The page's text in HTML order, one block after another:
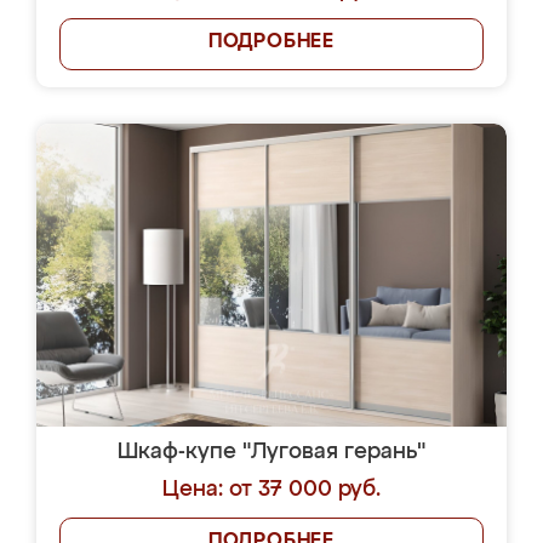
ПОДРОБНЕЕ
Шкаф-купе "Луговая герань"
Цена: от 37 000 руб.